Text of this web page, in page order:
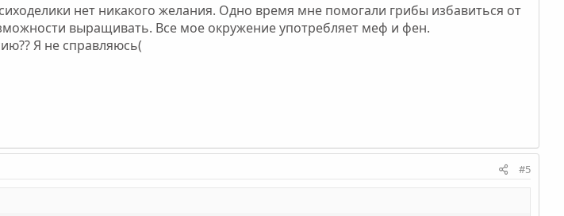
нет никакого желания. Одно время мне помогали грибы избавиться от
выращивать. Все мое окружение употребляет меф и фен.
Я не справляюсь(
#5